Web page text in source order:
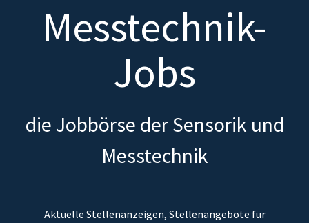
Messtechnik-
Jobs
die Jobbörse der Sensorik und
Messtechnik
Aktuelle Stellenanzeigen, Stellenangebote für